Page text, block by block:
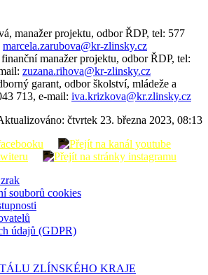
manažer projektu, odbor ŘDP, tel: 577
marcela.zarubova@kr-zlinsky.cz
manažer projektu, odbor ŘDP, tel:
zuzana.rihova@kr-zlinsky.cz
garant, odbor školství, mládeže a
713, e-mail: iva.krizkova@kr.zlinsky.cz
čtvrtek 23. března 2023, 08:13
souborů cookies
údajů (GDPR)
ZLÍNSKÉHO KRAJE